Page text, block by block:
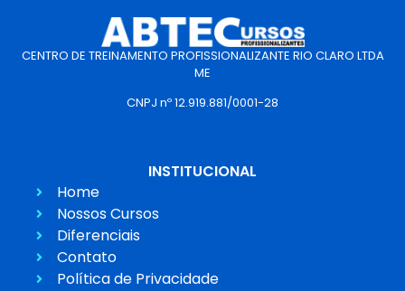
CENTRO DE TREINAMENTO PROFISSIONALIZANTE RIO CLARO LTDA
ME
CNPJ nº 12.919.881/0001-28
INSTITUCIONAL
Home
Nossos Cursos
Diferenciais
Contato
Política de Privacidade